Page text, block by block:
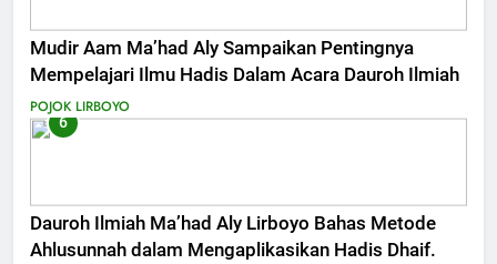
Mudir Aam Ma’had Aly Sampaikan Pentingnya
Mempelajari Ilmu Hadis Dalam Acara Dauroh Ilmiah
POJOK LIRBOYO
6
Dauroh Ilmiah Ma’had Aly Lirboyo Bahas Metode
Ahlusunnah dalam Mengaplikasikan Hadis Dhaif.